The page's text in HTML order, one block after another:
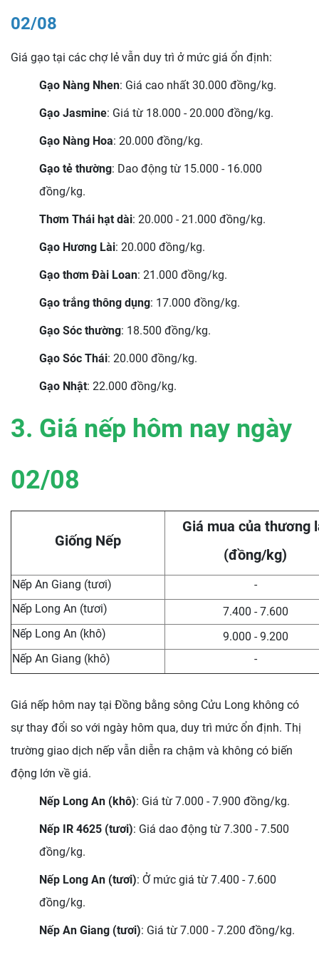
02/08
Giá gạo tại các chợ lẻ vẫn duy trì ở mức giá ổn định:
Gạo Nàng Nhen: Giá cao nhất 30.000 đồng/kg.
Gạo Jasmine: Giá từ 18.000 - 20.000 đồng/kg.
Gạo Nàng Hoa: 20.000 đồng/kg.
Gạo tẻ thường: Dao động từ 15.000 - 16.000
đồng/kg.
Thơm Thái hạt dài: 20.000 - 21.000 đồng/kg.
Gạo Hương Lài: 20.000 đồng/kg.
Gạo thơm Đài Loan: 21.000 đồng/kg.
Gạo trắng thông dụng: 17.000 đồng/kg.
Gạo Sóc thường: 18.500 đồng/kg.
Gạo Sóc Thái: 20.000 đồng/kg.
Gạo Nhật: 22.000 đồng/kg.
3. Giá nếp hôm nay ngày
02/08
Giống Nếp
Giá mua của thương
(đồng/kg)
Nếp An Giang (tươi)
-
Nếp Long An (tươi)
7.400 - 7.600
Nếp Long An (khô)
9.000 - 9.200
Nếp An Giang (khô)
-
Giá nếp hôm nay tại Đồng bằng sông Cửu Long không có
sự thay đổi so với ngày hôm qua, duy trì mức ổn định. Thị
trường giao dịch nếp vẫn diễn ra chậm và không có biến
động lớn về giá.
Nếp Long An (khô): Giá từ 7.000 - 7.900 đồng/kg.
Nếp IR 4625 (tươi): Giá dao động từ 7.300 - 7.500
đồng/kg.
Nếp Long An (tươi): Ở mức giá từ 7.400 - 7.600
đồng/kg.
Nếp An Giang (tươi): Giá từ 7.000 - 7.200 đồng/kg.